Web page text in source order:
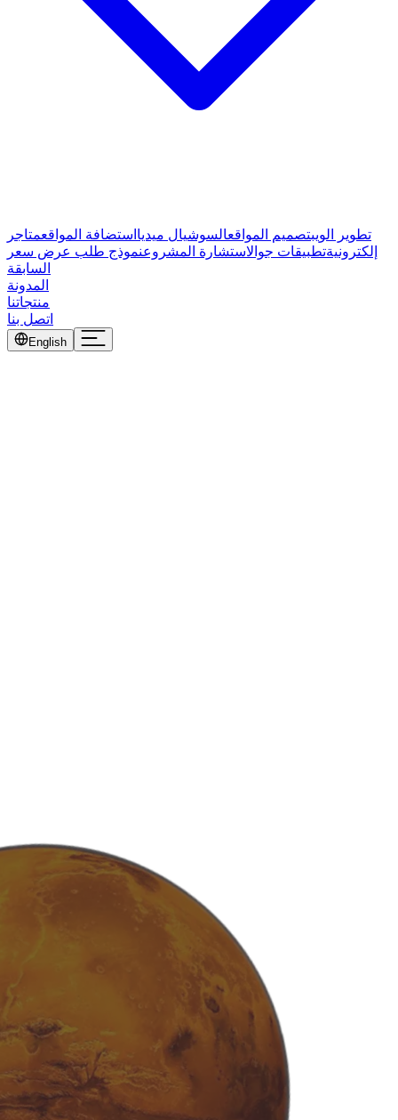
تطوير الويبتصميم المواقعالسوشيال ميديا استضافة المواقعمتاجر
إلكترونيةتطبيقات جوالاستشارة المشروعنموذج طلب عرض سعر
السابقة
المدونة
منتجاتنا
اتصل بنا
English